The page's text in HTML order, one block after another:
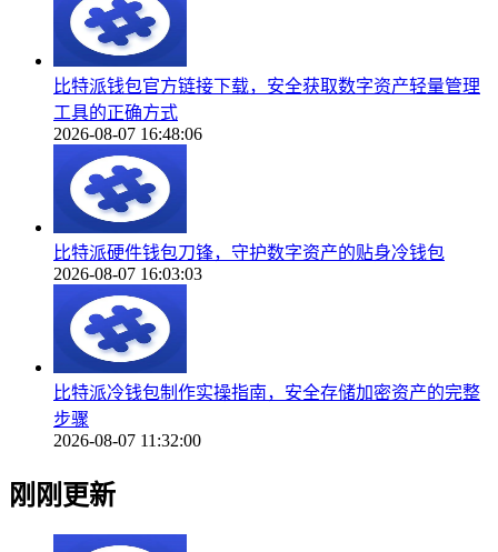
比特派钱包官方链接下载，安全获取数字资产轻量管理
工具的正确方式
2026-08-07 16:48:06
比特派硬件钱包刀锋，守护数字资产的贴身冷钱包
2026-08-07 16:03:03
比特派冷钱包制作实操指南，安全存储加密资产的完整
步骤
2026-08-07 11:32:00
刚刚更新